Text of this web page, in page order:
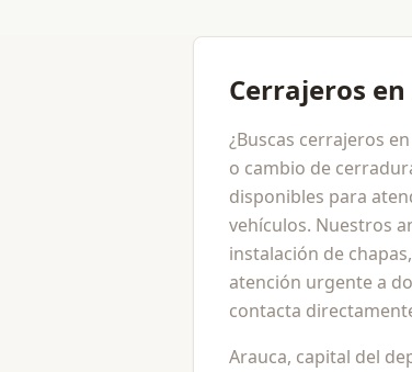
Cerrajeros
¿Buscas cerrajeros
o cambio de
disponibles para
vehículos. Nuestros
instalación de
atención urgente a
contacta
Arauca, capital del